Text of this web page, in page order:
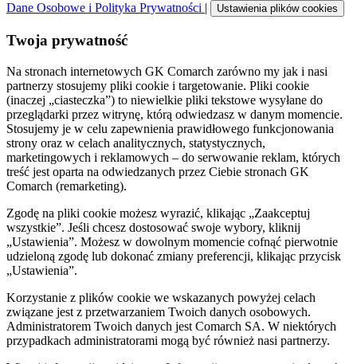
Dane Osobowe i Polityka Prywatności | Ustawienia plików cookies
Twoja prywatność
Na stronach internetowych GK Comarch zarówno my jak i nasi
partnerzy stosujemy pliki cookie i targetowanie. Pliki cookie
(inaczej „ciasteczka”) to niewielkie pliki tekstowe wysyłane do
przeglądarki przez witrynę, którą odwiedzasz w danym momencie.
Stosujemy je w celu zapewnienia prawidłowego funkcjonowania
strony oraz w celach analitycznych, statystycznych,
marketingowych i reklamowych – do serwowanie reklam, których
treść jest oparta na odwiedzanych przez Ciebie stronach GK
Comarch (remarketing).
Zgodę na pliki cookie możesz wyrazić, klikając „Zaakceptuj
wszystkie”. Jeśli chcesz dostosować swoje wybory, kliknij
„Ustawienia”. Możesz w dowolnym momencie cofnąć pierwotnie
udzieloną zgodę lub dokonać zmiany preferencji, klikając przycisk
„Ustawienia”.
Korzystanie z plików cookie we wskazanych powyżej celach
związane jest z przetwarzaniem Twoich danych osobowych.
Administratorem Twoich danych jest Comarch SA. W niektórych
przypadkach administratorami mogą być również nasi partnerzy.